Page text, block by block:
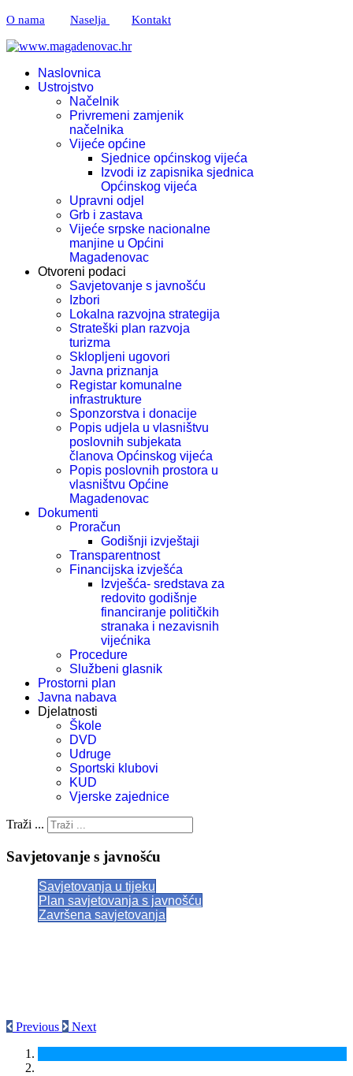
O nama Naselja Kontakt
Naslovnica
Ustrojstvo
Načelnik
Privremeni zamjenik
načelnika
Vijeće općine
Sjednice općinskog vijeća
Izvodi iz zapisnika sjednica
Općinskog vijeća
Upravni odjel
Grb i zastava
Vijeće srpske nacionalne
manjine u Općini
Magadenovac
Otvoreni podaci
Savjetovanje s javnošću
Izbori
Lokalna razvojna strategija
Strateški plan razvoja
turizma
Sklopljeni ugovori
Javna priznanja
Registar komunalne
infrastrukture
Sponzorstva i donacije
Popis udjela u vlasništvu
poslovnih subjekata
članova Općinskog vijeća
Popis poslovnih prostora u
vlasništvu Općine
Magadenovac
Dokumenti
Proračun
Godišnji izvještaji
Transparentnost
Financijska izvješća
Izvješća- sredstava za
redovito godišnje
financiranje političkih
stranaka i nezavisnih
vijećnika
Procedure
Službeni glasnik
Prostorni plan
Javna nabava
Djelatnosti
Škole
DVD
Udruge
Sportski klubovi
KUD
Vjerske zajednice
Traži ...
Savjetovanje s javnošću
Savjetovanja u tijeku
Plan savjetovanja s javnošću
Završena savjetovanja
Previous Next